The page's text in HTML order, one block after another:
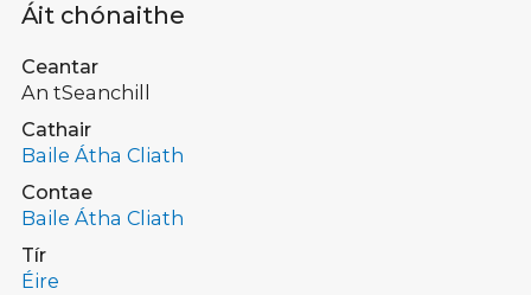
Áit chónaithe
Ceantar
An tSeanchill
Cathair
Baile Átha Cliath
Contae
Baile Átha Cliath
Tír
Éire